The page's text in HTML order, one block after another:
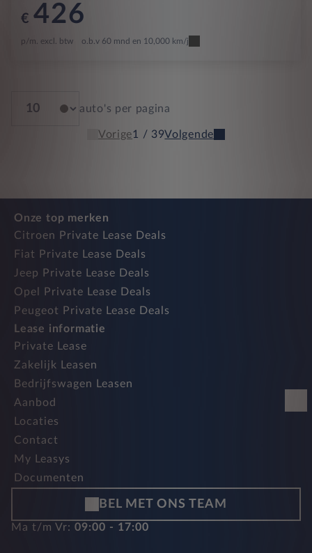
€ 426
p/m. excl. btw o.b.v 60 mnd en 10,000 km/j
auto's per pagina
Vorige1 / 39Volgende
Onze top merken
Citroen Private Lease Deals
Fiat Private Lease Deals
Jeep Private Lease Deals
Opel Private Lease Deals
Peugeot Private Lease Deals
Lease informatie
Private Lease
Zakelijk Leasen
Bedrijfswagen Leasen
Aanbod
Locaties
Contact
My Leasys
Documenten
BEL MET ONS TEAM
Ma t/m Vr: 09:00 - 17:00